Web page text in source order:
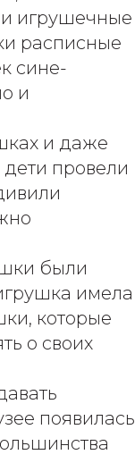
игрушечные
расписные
сине-
и
и даже
провели
были
имела
которые
о своих
появилась